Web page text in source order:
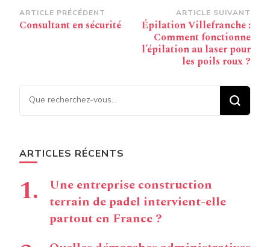
Navigation
d’article
ARTICLE PRÉCÉDENT
Consultant en sécurité
ARTICLE SUIVANT
Épilation Villefranche :
Comment fonctionne
l’épilation au laser pour
les poils roux ?
Vous recherchiez quelque
chose ?
ARTICLES RÉCENTS
Une entreprise construction
terrain de padel intervient-elle
partout en France ?